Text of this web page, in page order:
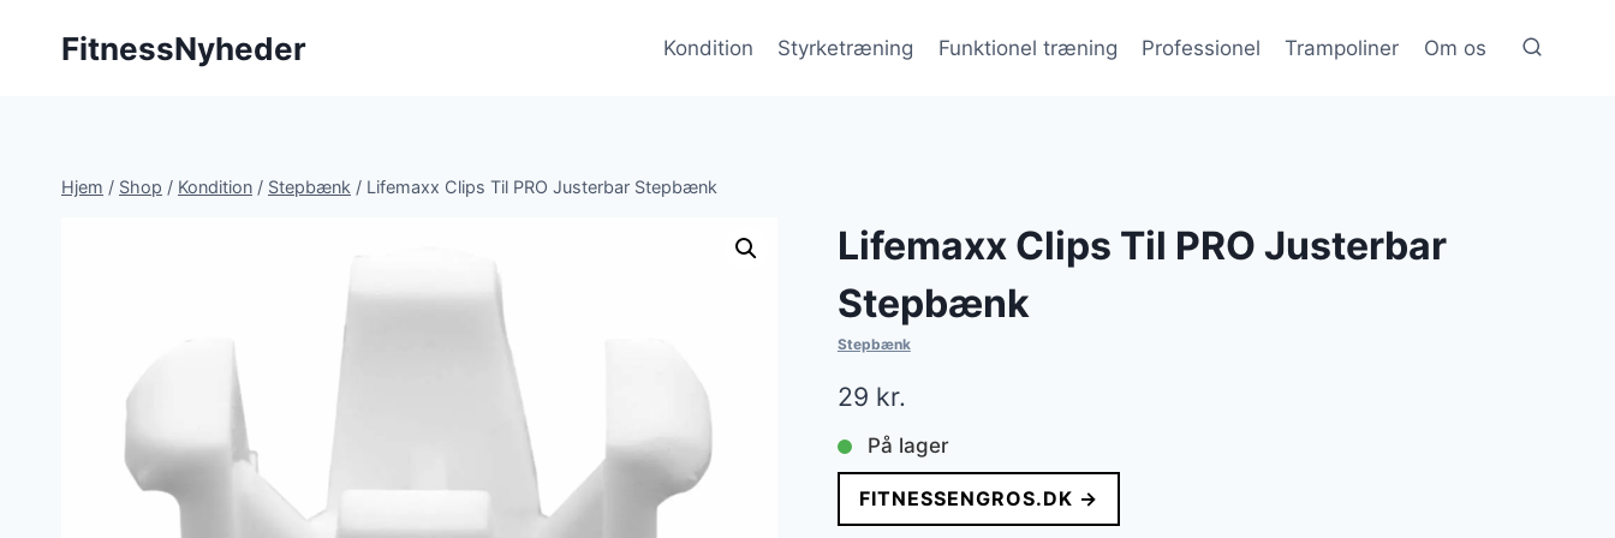
FitnessNyheder Kondition Styrketræning Funktionel træning Professionel Trampoliner Om os
Hjem / Shop / Kondition / Stepbænk / Lifemaxx Clips Til PRO Justerbar Stepbænk
Lifemaxx Clips Til PRO Justerbar
Stepbænk
Stepbænk
29 kr.
På lager
FITNESSENGROS.DK →